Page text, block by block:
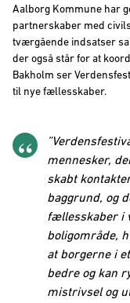
Aalborg Kommune har
partnerskaber med
tværgående indsatser
der også står for at
Bakholm ser
til nye fællesskaber.
mennesker,
skabt
baggrund, og
fællesskaber i
boligområde,
at borgerne i
bedre og kan
mistrivsel og